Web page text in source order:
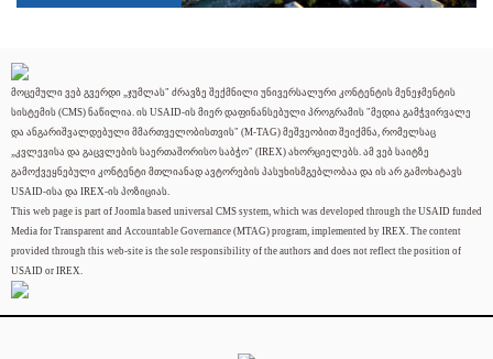
მოცემული ვებ გვერდი „ჯუმლას" ძრავზე შექმნილი უნივერსალური კონტენტის მენეჯმენტის
სისტემის (CMS) ნაწილია. ის USAID-ის მიერ დაფინანსებული პროგრამის "მედია გამჭვირვალე
და ანგარიშვალდებული მმართველობისთვის" (M-TAG) მეშვეობით შეიქმნა, რომელსაც
„კვლევისა და გაცვლების საერთაშორისო საბჭო" (IREX) ახორციელებს. ამ ვებ საიტზე
გამოქვეყნებული კონტენტი მთლიანად ავტორების პასუხისმგებლობაა და ის არ გამოხატავს
USAID-ისა და IREX-ის პოზიციას.
This web page is part of Joomla based universal CMS system, which was developed through the USAID funded
Media for Transparent and Accountable Governance (MTAG) program, implemented by IREX. The content
provided through this web-site is the sole responsibility of the authors and does not reflect the position of
USAID or IREX.